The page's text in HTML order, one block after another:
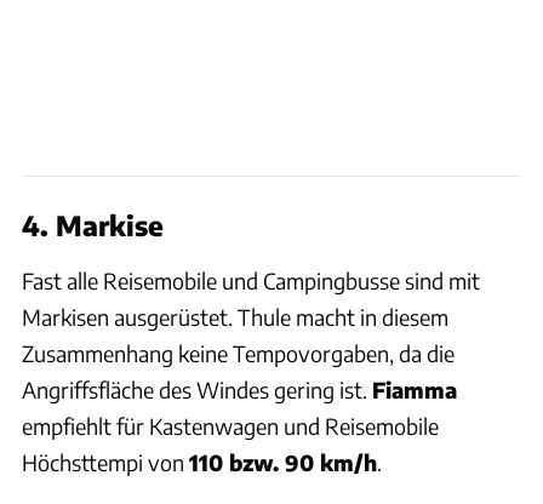
4. Markise
Fast alle Reisemobile und Campingbusse sind mit
Markisen ausgerüstet. Thule macht in diesem
Zusammenhang keine Tempovorgaben, da die
Angriffsfläche des Windes gering ist. Fiamma
empfiehlt für Kastenwagen und Reisemobile
Höchsttempi von 110 bzw. 90 km/h.